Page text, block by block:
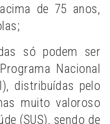
de 75 anos,
só podem ser
Nacional
distribuídas pelo
muito valoroso
(SUS), sendo de